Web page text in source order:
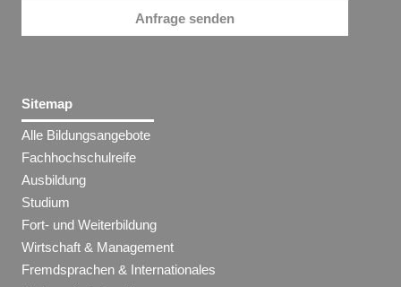
Anfrage senden
Sitemap
Alle Bildungsangebote
Fachhochschulreife
Ausbildung
Studium
Fort- und Weiterbildung
Wirtschaft & Management
Fremdsprachen & Internationales